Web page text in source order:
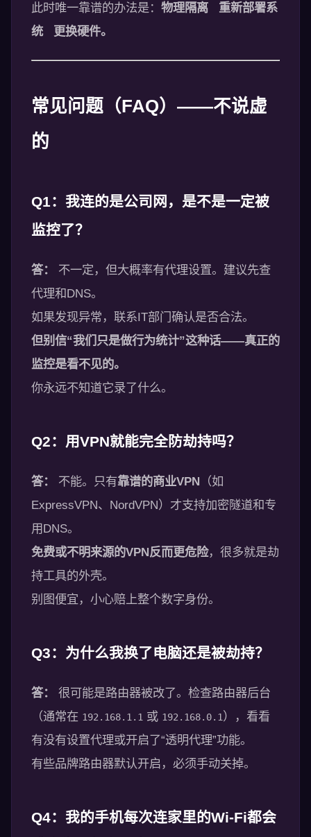
此时唯一靠谱的办法是： 物理隔离 重新部署系
统 更换硬件。
常见问题（FAQ）——不说虚
的
Q1：我连的是公司网，是不是一定被
监控了？
答：
不一定，但大概率有代理设置。建议先查
代理和DNS。
如果发现异常，联系IT部门确认是否合法。
但别信“我们只是做行为统计”这种话——真正的
监控是看不见的。
你永远不知道它录了什么。
Q2：用VPN就能完全防劫持吗？
答： 不能。只有靠谱的商业VPN （如
ExpressVPN、NordVPN）才支持加密隧道和专
用DNS。
免费或不明来源的VPN反而更危险，很多就是劫
持工具的外壳。
别图便宜，小心赔上整个数字身份。
Q3：为什么我换了电脑还是被劫持？
答：
很可能是路由器被改了。检查路由器后台
（通常在 192.168.1.1 或 192.168.0.1 ），看看
有没有设置代理或开启了“透明代理”功能。
有些品牌路由器默认开启，必须手动关掉。
Q4：我的手机每次连家里的Wi-Fi都会